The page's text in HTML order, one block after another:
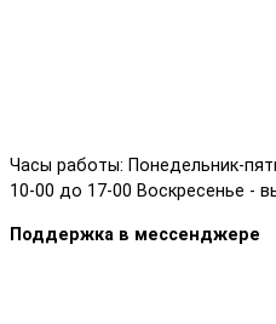
Часы работы: Понедельник-
10-00 до 17-00 Воскресенье -
Поддержка в мессенджере